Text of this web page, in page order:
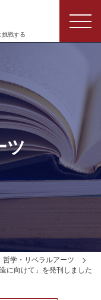
挑戦する
ツ
哲学・リベラルアーツ
に向けて」を発刊しました